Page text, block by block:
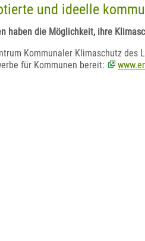
und ideelle
haben die Möglichkeit, ihre
Kommunaler Klimaschutz
für Kommunen bereit: